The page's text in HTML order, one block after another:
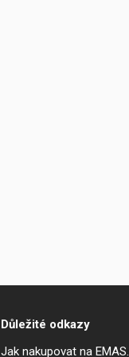
Důležité odkazy
Jak nakupovat na